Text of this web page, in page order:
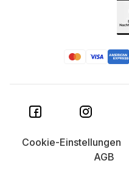
Cookie-Einstellungen
AGB